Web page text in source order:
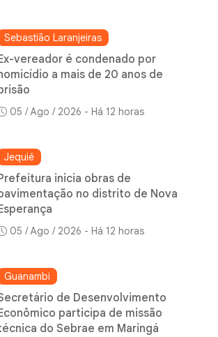
Sebastião Laranjeiras
vereador é condenado por
a mais de 20 anos de
05 / Ago / 2026 - Há 12 horas
Jequié
inicia obras de
no distrito de Nova
05 / Ago / 2026 - Há 12 horas
Guanambi
de Desenvolvimento
participa de missão
do Sebrae em Maringá